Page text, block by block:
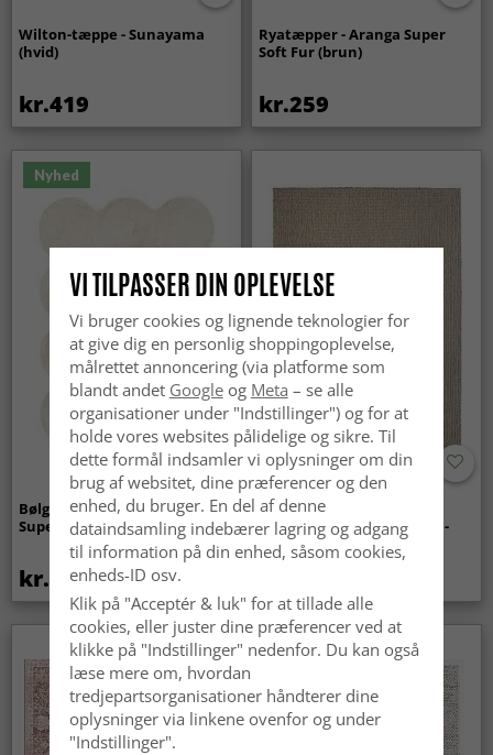
Wilton-tæppe - Sunayama
(hvid)
kr.419
Ryatæpper - Aranga Super
Soft Fur (brun)
kr.259
Nyhed
Bølget ryatæppe - Aranga
Super Soft Fur (beige)
kr.369
Tæpper til
indendørs/udendørs brug -
Arlo (beige)
VI TILPASSER DIN OPLEVELSE
Vi bruger cookies og lignende teknologier for
at give dig en personlig shoppingoplevelse,
målrettet annoncering (via platforme som
blandt andet Googleog Meta – se alle
organisationer under "Indstillinger") og for at
holde vores websites pålidelige og sikre. Til
dette formål indsamler vi oplysninger om din
brug af websitet, dine præferencer og den
enhed, du bruger. En del af denne
dataindsamling indebærer lagring og adgang
til information på din enhed, såsom cookies,
enheds-ID osv.
Klik på "Acceptér & luk" for at tillade alle
cookies, eller juster dine præferencer ved at
klikke på "Indstillinger" nedenfor. Du kan også
læse mere om, hvordan
tredjepartsorganisationer håndterer dine
oplysninger via linkene ovenfor og under
"Indstillinger".